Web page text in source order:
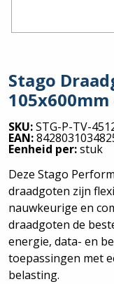
Stago
SKU:STG-P-TV-
EAN:
Eenheid per:stuk
Deze Stago
draadgoten zijn
nauwkeurige en
draadgoten de
energie, data- en
toepassingen met
belasting.